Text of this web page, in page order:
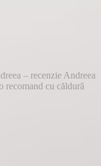
– recenzie Andreea
recomand cu căldură